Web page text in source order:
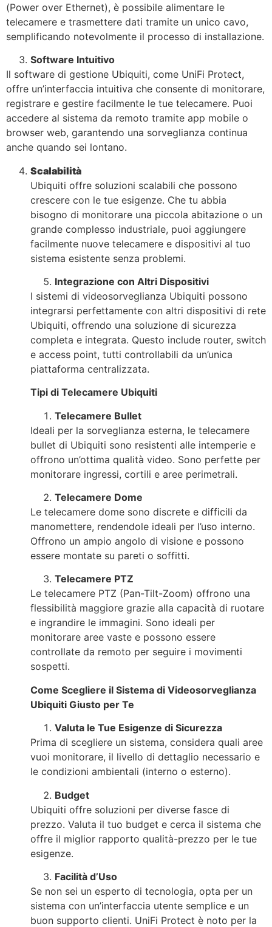
(Power over Ethernet), è possibile alimentare le
telecamere e trasmettere dati tramite un unico cavo,
semplificando notevolmente il processo di installazione.
Software Intuitivo
Il software di gestione Ubiquiti, come UniFi Protect,
offre un’interfaccia intuitiva che consente di monitorare,
registrare e gestire facilmente le tue telecamere. Puoi
accedere al sistema da remoto tramite app mobile o
browser web, garantendo una sorveglianza continua
anche quando sei lontano.
Scalabilità
Ubiquiti offre soluzioni scalabili che possono
crescere con le tue esigenze. Che tu abbia
bisogno di monitorare una piccola abitazione o un
grande complesso industriale, puoi aggiungere
facilmente nuove telecamere e dispositivi al tuo
sistema esistente senza problemi.
Integrazione con Altri Dispositivi
I sistemi di videosorveglianza Ubiquiti possono
integrarsi perfettamente con altri dispositivi di rete
Ubiquiti, offrendo una soluzione di sicurezza
completa e integrata. Questo include router, switch
e access point, tutti controllabili da un’unica
piattaforma centralizzata.
Tipi di Telecamere Ubiquiti
Telecamere Bullet
Ideali per la sorveglianza esterna, le telecamere
bullet di Ubiquiti sono resistenti alle intemperie e
offrono un’ottima qualità video. Sono perfette per
monitorare ingressi, cortili e aree perimetrali.
Telecamere Dome
Le telecamere dome sono discrete e difficili da
manomettere, rendendole ideali per l’uso interno.
Offrono un ampio angolo di visione e possono
essere montate su pareti o soffitti.
Telecamere PTZ
Le telecamere PTZ (Pan-Tilt-Zoom) offrono una
flessibilità maggiore grazie alla capacità di ruotare
e ingrandire le immagini. Sono ideali per
monitorare aree vaste e possono essere
controllate da remoto per seguire i movimenti
sospetti.
Come Scegliere il Sistema di Videosorveglianza
Ubiquiti Giusto per Te
Valuta le Tue Esigenze di Sicurezza
Prima di scegliere un sistema, considera quali aree
vuoi monitorare, il livello di dettaglio necessario e
le condizioni ambientali (interno o esterno).
Budget
Ubiquiti offre soluzioni per diverse fasce di
prezzo. Valuta il tuo budget e cerca il sistema che
offre il miglior rapporto qualità-prezzo per le tue
esigenze.
Facilità d’Uso
Se non sei un esperto di tecnologia, opta per un
sistema con un’interfaccia utente semplice e un
buon supporto clienti. UniFi Protect è noto per la